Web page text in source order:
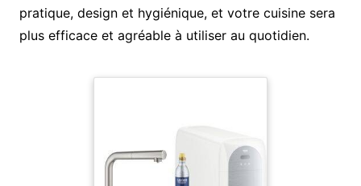
pratique, design et hygiénique, et votre cuisine sera
plus efficace et agréable à utiliser au quotidien.